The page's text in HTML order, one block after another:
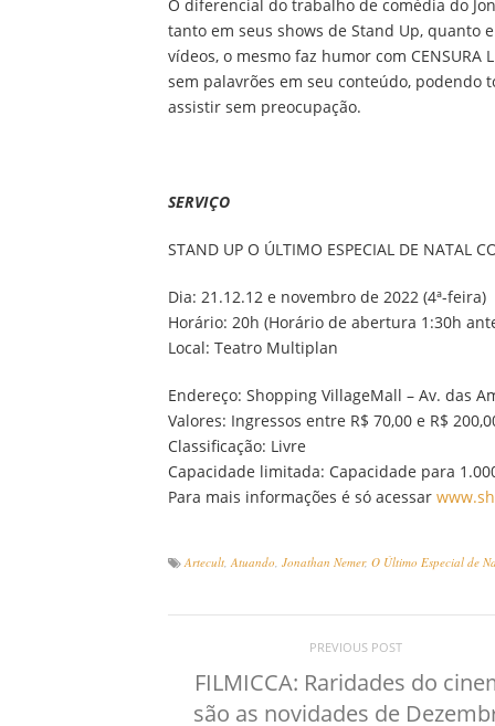
O diferencial do trabalho de comédia do
tanto em seus shows de Stand Up, quanto
vídeos, o mesmo faz humor com CENSURA
sem palavrões em seu conteúdo, podendo
assistir sem preocupação.
SERVIÇO
STAND UP O ÚLTIMO ESPECIAL DE NATAL
Dia: 21.12.12 e novembro de 2022 (4ª-feira)
Horário: 20h (Horário de abertura 1:30h
Local: Teatro Multiplan
Endereço: Shopping VillageMall – Av. das
Valores: Ingressos entre R$ 70,00 e R$
Classificação: Livre
Capacidade limitada: Capacidade para
Para mais informações é só acessar
Artecult,Atuando, Jonathan Nemer, O Último Especial de
PREVIOUS POST
FILMICCA: Raridades do
são as novidades de